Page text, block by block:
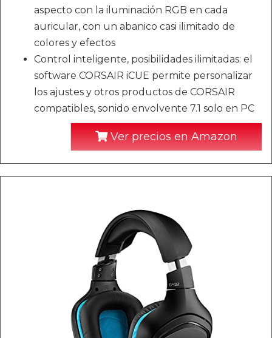
aspecto con la iluminación RGB en cada
auricular, con un abanico casi ilimitado de
colores y efectos
Control inteligente, posibilidades ilimitadas: el
software CORSAIR iCUE permite personalizar
los ajustes y otros productos de CORSAIR
compatibles, sonido envolvente 7.1 solo en PC
Ver precios en Amazon